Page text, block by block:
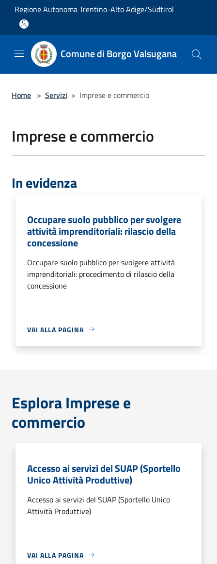
Salta al contenuto principale
Regione Autonoma Trentino-Alto Adige/Südtirol
Comune di Borgo Valsugana
Home > Servizi > Imprese e commercio
Imprese e commercio
In evidenza
Occupare suolo pubblico per svolgere
attività imprenditoriali: rilascio della
concessione
Occupare suolo pubblico per svolgere attività
imprenditoriali: procedimento di rilascio della
concessione
VAI ALLA PAGINA
Esplora Imprese e
commercio
Accesso ai servizi del SUAP (Sportello
Unico Attività Produttive)
Accesso ai servizi del SUAP (Sportello Unico
Attività Produttive)
VAI ALLA PAGINA